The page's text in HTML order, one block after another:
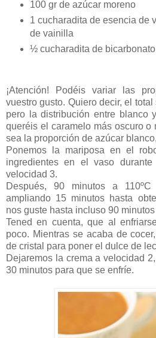
100 gr de azúcar moreno
1 cucharadita de esencia de
de vainilla
½ cucharadita de bicarbonato
¡Atención! Podéis variar las
vuestro gusto. Quiero decir, el
pero la distribución entre blanco
queréis el caramelo más oscuro o
sea la proporción de azúcar
Ponemos la mariposa en el
ingredientes en el vaso
velocidad 3.
Después, 90 minutos a 110ºC
ampliando 15 minutos hasta
nos guste hasta incluso 90 minutos
Tened en cuenta, que al
poco. Mientras se acaba de
de cristal para poner el dulce de
Dejaremos la crema a velocidad
30 minutos para que se enfríe.